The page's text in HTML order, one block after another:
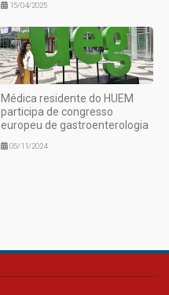
15/04/2025
Médica residente do HUEM
participa de congresso
europeu de gastroenterologia
05/11/2024